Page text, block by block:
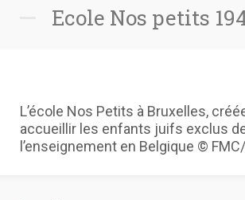
Ecole Nos petits
L’école Nos Petits à Bruxelles,
accueillir les enfants juifs exclus
l’enseignement en Belgique ©